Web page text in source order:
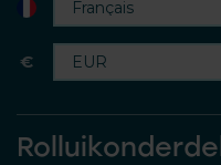
€